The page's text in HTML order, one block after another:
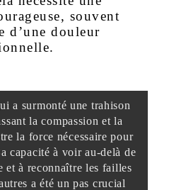
souvent
d’une douleur
a surmonté une trahison
la compassion et la
la force nécessaire pour
capacité à voir au-delà de
et à reconnaître les failles
a été un pas crucial